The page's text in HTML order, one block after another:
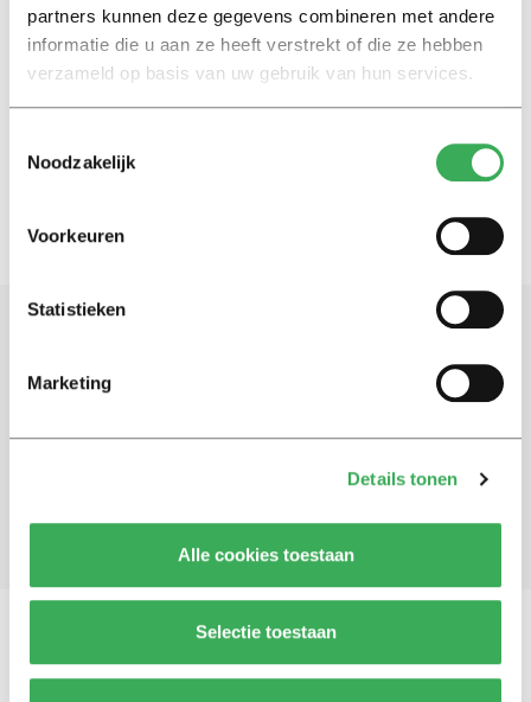
partners kunnen deze gegevens combineren met andere
informatie die u aan ze heeft verstrekt of die ze hebben
verzameld op basis van uw gebruik van hun services.
Noodzakelijk
Voorkeuren
Statistieken
Marketing
Details tonen
Alle cookies toestaan
Selectie toestaan
International
World War II scholarships for
Canadians
Blijf op de hoogte. Meld je aan voor de nieuwsbrief van
Vragen, opmerkingen of tips?Neem contact met